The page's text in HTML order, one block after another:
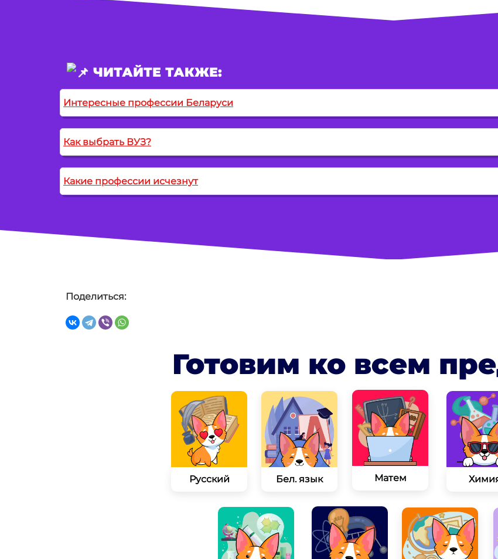
ЧИТАЙТЕ ТАКЖЕ:
Интересные профессии Беларуси
Как выбрать ВУЗ?
Какие профессии исчезнут
Поделиться:
Бел. язык Матем
Готовим ко всем
Русский